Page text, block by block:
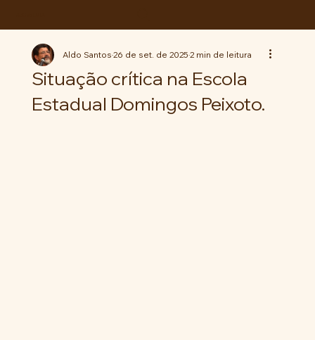
Situação crítica na Escola
Estadual Domingos Peixoto.
Aldo Santos26 de set. de 20252 min de leitura